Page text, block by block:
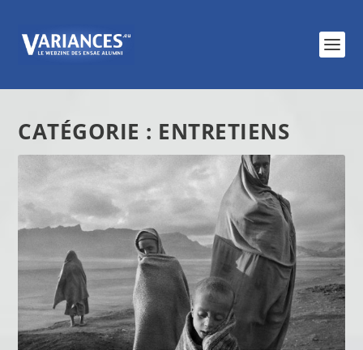
CATÉGORIE : ENTRETIENS